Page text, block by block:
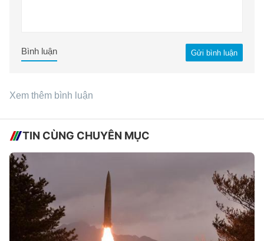
Gửi bình luận
Bình luận
Xem thêm bình luận
TIN CÙNG CHUYÊN MỤC